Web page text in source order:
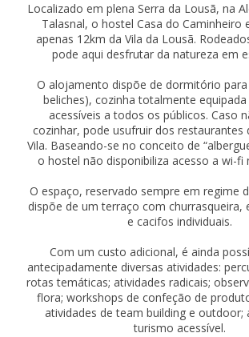
Localizado em plena Serra da Lousã, na
Talasnal, o hostel Casa do Caminheiro
apenas 12km da Vila da Lousã.
pode aqui desfrutar da natureza em
O alojamento dispõe de dormitório para
beliches), cozinha totalmente
acessíveis a todos os públicos. Caso
cozinhar, pode usufruir dos restaurantes
Vila. Baseando-se no conceito de
o hostel não disponibiliza acesso a wi-fi
O espaço, reservado sempre em regime
dispõe de um terraço com churrasqueira,
e cacifos individuais.
Com um custo adicional, é ainda
antecipadamente diversas atividades:
rotas temáticas; atividades radicais;
flora; workshops de confeção de
atividades de team building e outdoor;
turismo acessível.